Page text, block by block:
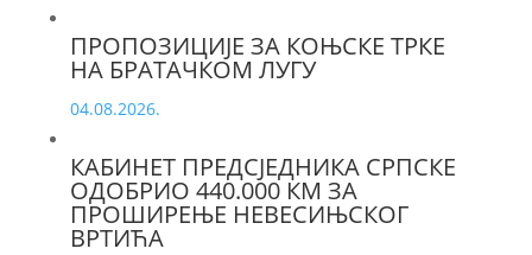
ПРОПОЗИЦИЈЕ ЗА КОЊСКЕ ТРКЕ
НА БРАТАЧКОМ ЛУГУ
04.08.2026.
КАБИНЕТ ПРЕДСЈЕДНИКА СРПСКЕ
ОДОБРИО 440.000 КМ ЗА
ПРОШИРЕЊЕ НЕВЕСИЊСКОГ
ВРТИЋА